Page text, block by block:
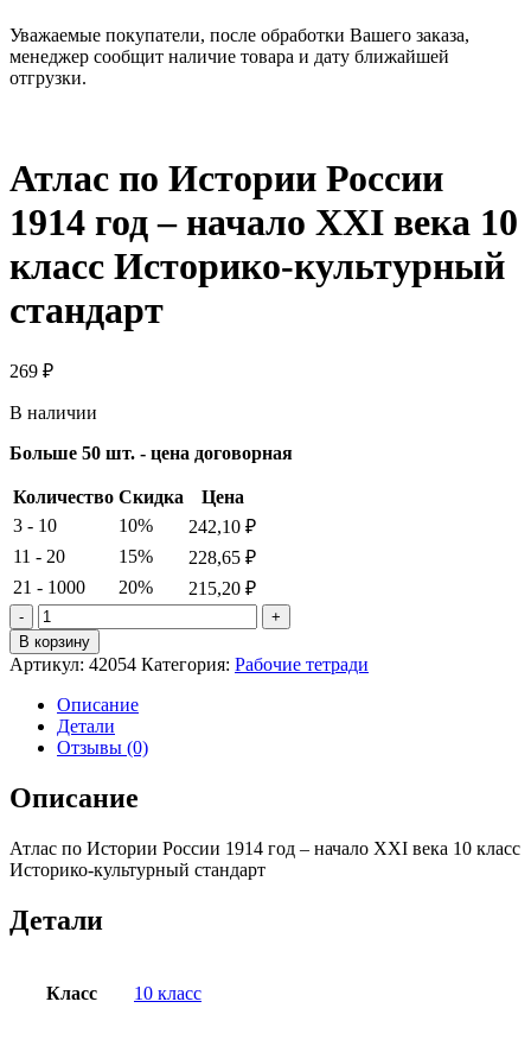
Уважаемые покупатели, после обработки Вашего заказа,
менеджер сообщит наличие товара и дату ближайшей
отгрузки.
Атлас по Истории России
1914 год – начало XXI века 10
класс Историко-культурный
стандарт
269 ₽
В наличии
Больше 50 шт. - цена договорная
Количество Скидка
Цена
3 - 10
10% 242,10 ₽
11 - 20
15% 228,65 ₽
21 - 1000
20% 215,20 ₽
Количество
товара
Атлас
Истории
России
1914
начало
века
10
Историко-
культурный
В корзину
Артикул: 42054 Категория: Рабочие тетради
Описание
Детали
Отзывы (0)
Описание
Атлас по Истории России 1914 год – начало XXI века 10 класс
Историко-культурный стандарт
Детали
Класс 10 класс